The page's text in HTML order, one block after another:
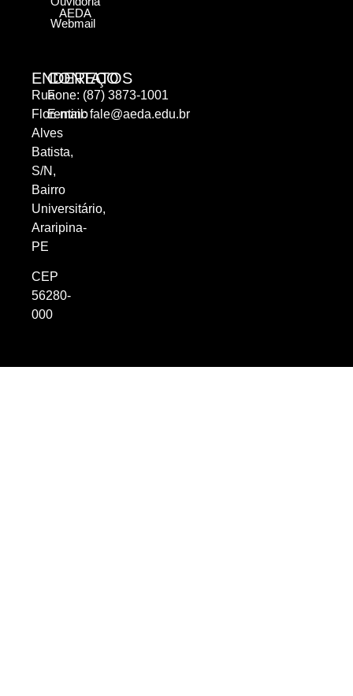
ENDEREÇO
Rua
Florentino
Alves
Batista,
S/N,
Bairro
Universitário,
Araripina-
PE
CEP
56280-
000
CONTATOS
Fone: (87) 3873-1001
E-mail:fale@aeda.edu.br
AEDA
Webmail